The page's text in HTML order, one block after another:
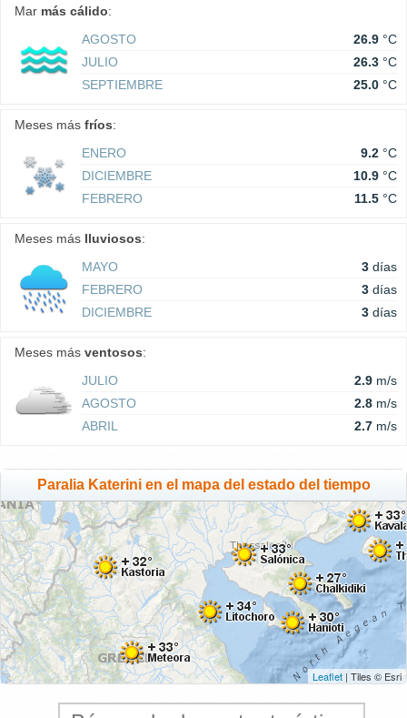
Mar más cálido:
AGOSTO
26.9 °C
JULIO
26.3 °C
SEPTIEMBRE
25.0 °C
Meses más fríos:
ENERO
9.2 °C
DICIEMBRE
10.9 °C
FEBRERO
11.5 °C
Meses más lluviosos:
MAYO
3 días
FEBRERO
3 días
DICIEMBRE
3 días
Meses más ventosos:
JULIO
2.9 m/s
AGOSTO
2.8 m/s
ABRIL
2.7 m/s
Paralia Katerini en el mapa del estado del tiempo
Leaflet | Tiles © Esri